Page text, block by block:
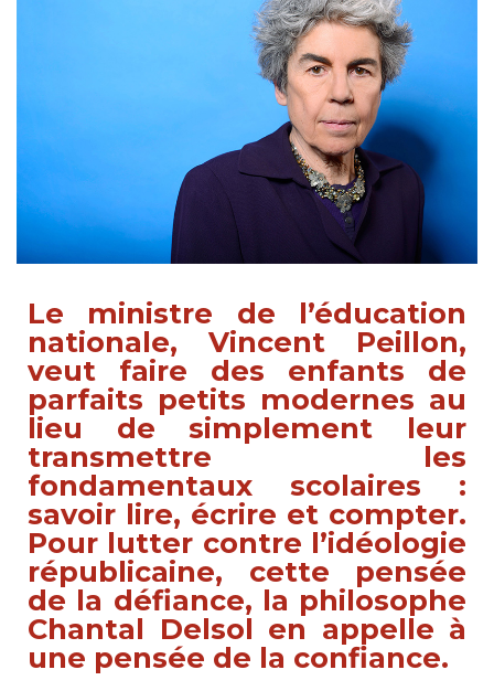
Le ministre de l’éducation
nationale, Vincent Peillon,
veut faire des enfants de
parfaits petits modernes au
lieu de simplement leur
transmettre les
fondamentaux scolaires :
savoir lire, écrire et compter.
Pour lutter contre l’idéologie
républicaine, cette pensée
de la défiance, la philosophe
Chantal Delsol en appelle à
une pensée de la confiance.